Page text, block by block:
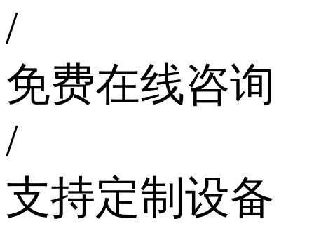
/
免费在线咨询
/
支持定制设备